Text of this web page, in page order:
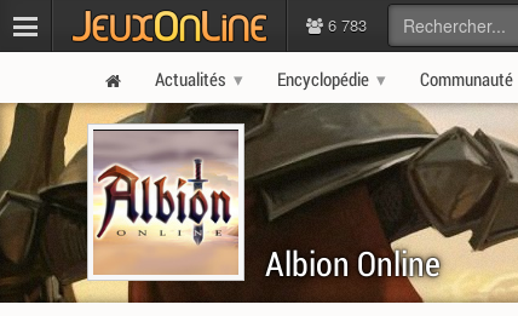
6 783
Actualités Encyclopédie Communauté
Albion Online